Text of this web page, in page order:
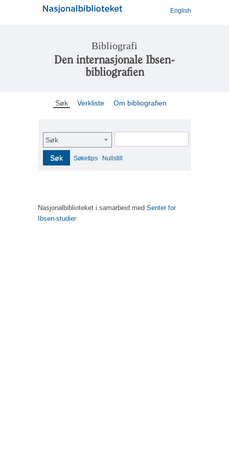
English
Bibliografi
Den internasjonale Ibsen-
bibliografien
Søk Verkliste Om bibliografien
Søk
Søk Søketips Nullstill
Nasjonalbiblioteket i samarbeid med Senter for
Ibsen-studier